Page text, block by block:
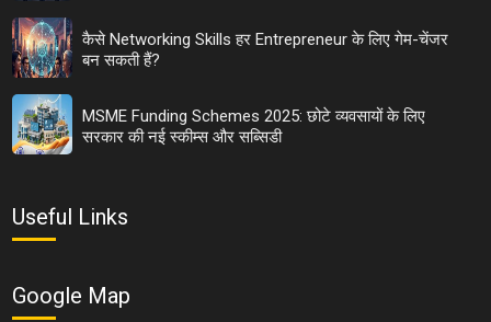
कैसे Networking Skills हर Entrepreneur के लिए गेम-चेंजर
बन सकती हैं?
MSME Funding Schemes 2025: छोटे व्यवसायों के लिए
सरकार की नई स्कीम्स और सब्सिडी
Useful Links
Google Map